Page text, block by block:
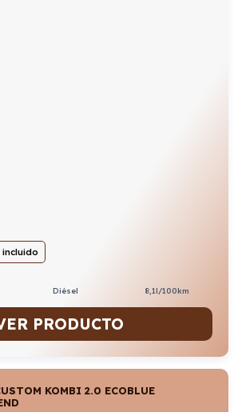
incluido
Diésel 8,1l/100km
PRODUCTO
KOMBI 2.0 ECOBLUE